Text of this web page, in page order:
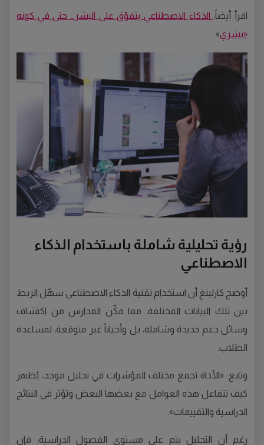
اقرأ أيضاً: الذكاء الاصطناعي يتفوّق على البشر… حتى في كونه
«بشري»
رؤية تحليلية شاملة باستخدام الذكاء
الاصطناعي
أوضح كارلينغ أن استخدام تقنية الذكاء الاصطناعي سهّل الربط
بين تلك البيانات المختلفة، مما مكّن المدارس من اكتشاف
وسائل دعم جديدة وشاملة، بل وأحياناً غير متوقعة، لمساعدة
الطلاب.
وتابع: «الأداة تجمع مختلف المؤشرات في تحليل موحد، يُظهر
كيف تتفاعل هذه العوامل مع بعضها البعض وتؤثر في النتائج
الدراسية والتقييمات».
رغم أن التحليل يتم على مستوى الفصول الدراسية، فإن